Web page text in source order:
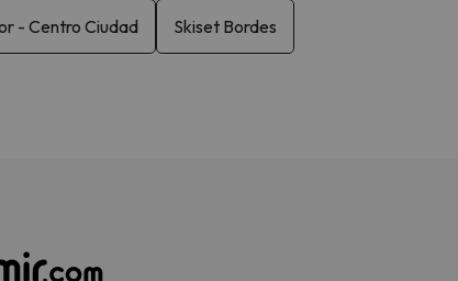
- Centro Ciudad Skiset Bordes